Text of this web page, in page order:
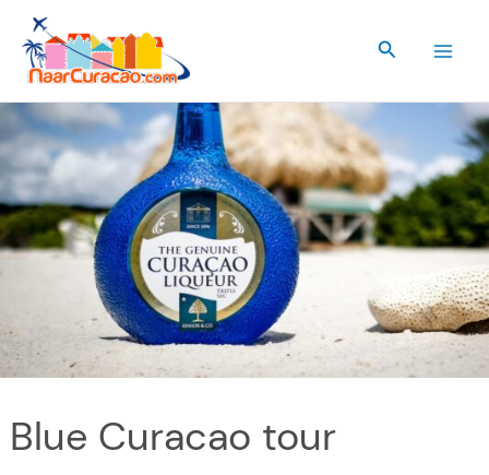
naar
inhoud
Zoeken
Blue Curacao tour